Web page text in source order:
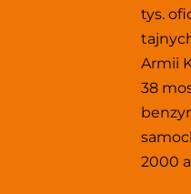
tys.
Armii
38
2000